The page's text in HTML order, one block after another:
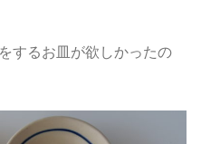
するお皿が欲しかったの